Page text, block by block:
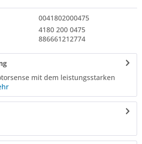
0041802000475
4180 200 0475
886661212774
mit dem leistungsstarken